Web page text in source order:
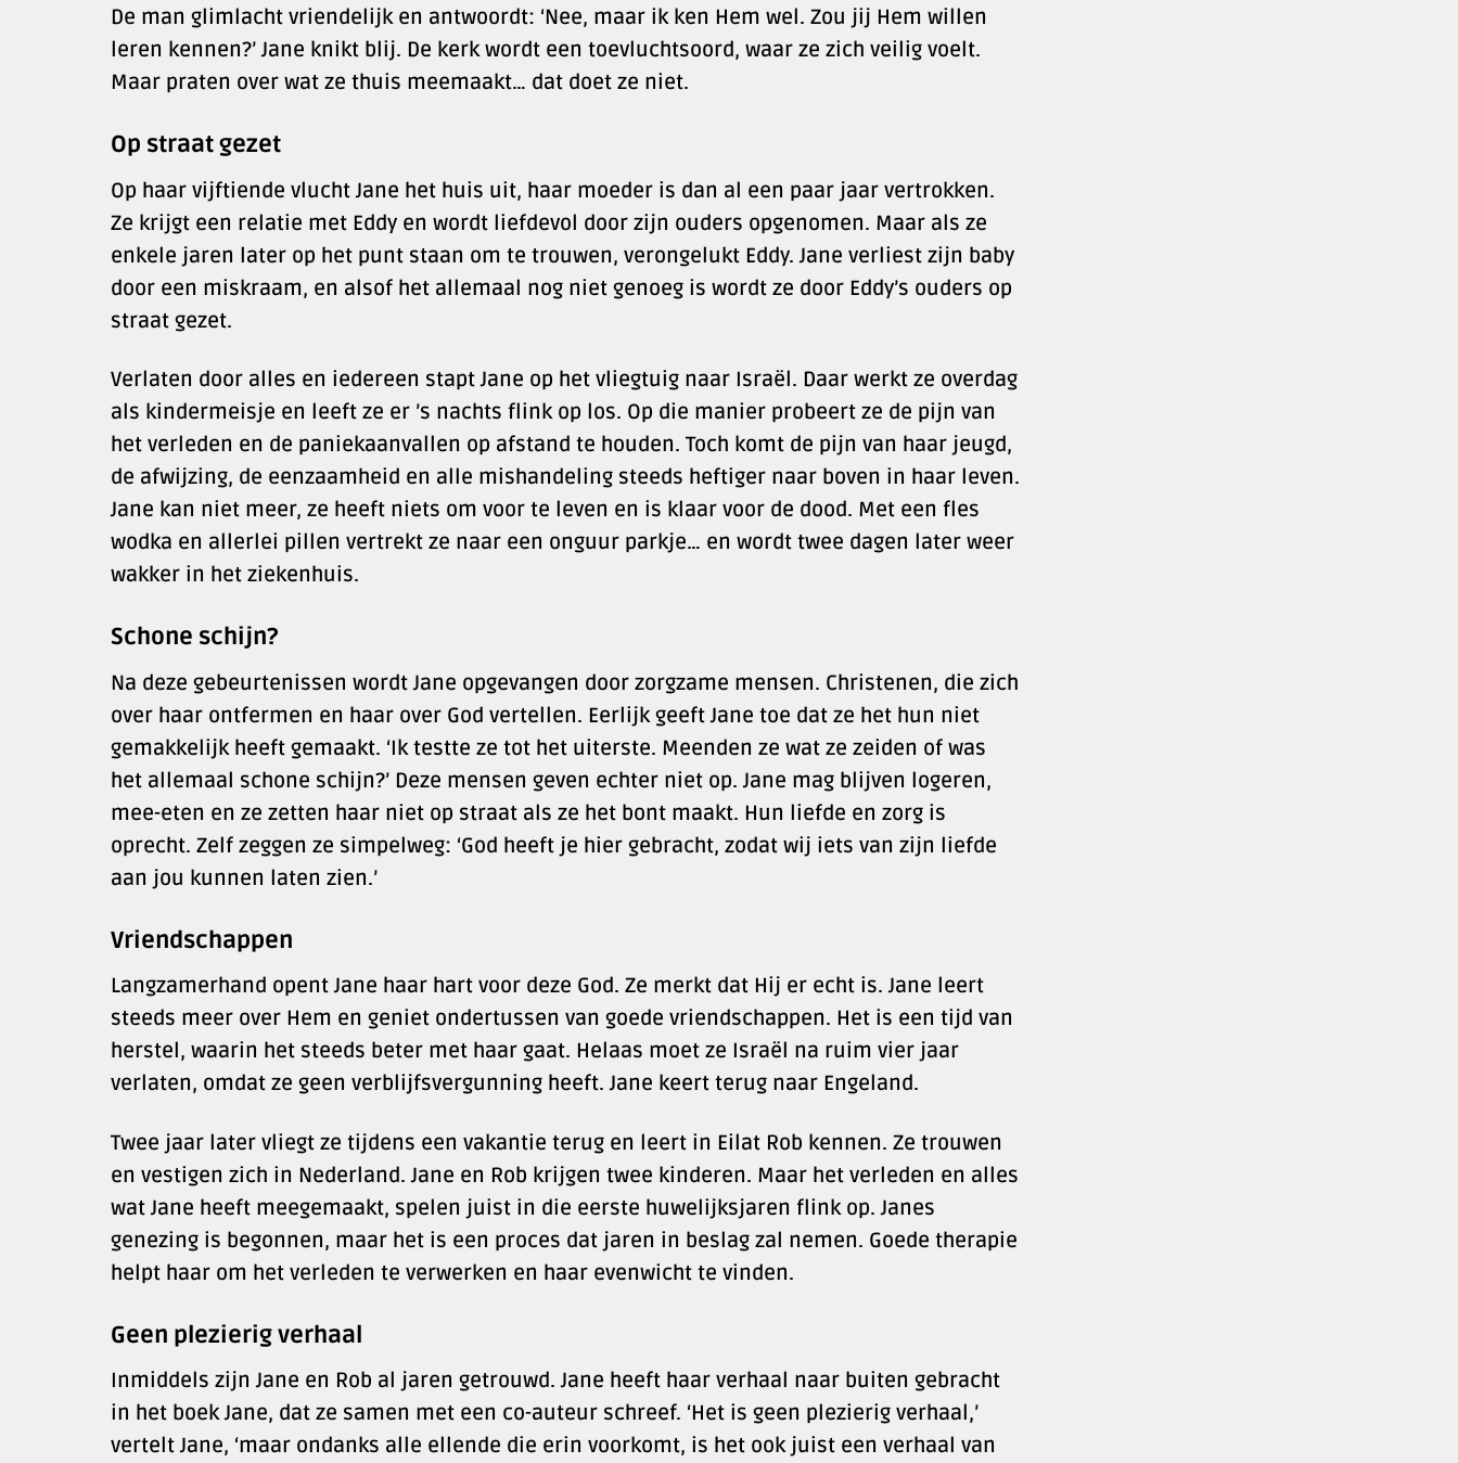
De man glimlacht vriendelijk en antwoordt: ‘Nee, maar ik ken Hem wel. Zou jij Hem willen
leren kennen?’ Jane knikt blij. De kerk wordt een toevluchtsoord, waar ze zich veilig voelt.
Maar praten over wat ze thuis meemaakt… dat doet ze niet.
Op straat gezet
Op haar vijftiende vlucht Jane het huis uit, haar moeder is dan al een paar jaar vertrokken.
Ze krijgt een relatie met Eddy en wordt liefdevol door zijn ouders opgenomen. Maar als ze
enkele jaren later op het punt staan om te trouwen, verongelukt Eddy. Jane verliest zijn baby
door een miskraam, en alsof het allemaal nog niet genoeg is wordt ze door Eddy’s ouders op
straat gezet.
Verlaten door alles en iedereen stapt Jane op het vliegtuig naar Israël. Daar werkt ze overdag
als kindermeisje en leeft ze er ’s nachts flink op los. Op die manier probeert ze de pijn van
het verleden en de paniekaanvallen op afstand te houden. Toch komt de pijn van haar jeugd,
de afwijzing, de eenzaamheid en alle mishandeling steeds heftiger naar boven in haar leven.
Jane kan niet meer, ze heeft niets om voor te leven en is klaar voor de dood. Met een fles
wodka en allerlei pillen vertrekt ze naar een onguur parkje… en wordt twee dagen later weer
wakker in het ziekenhuis.
Schone schijn?
Na deze gebeurtenissen wordt Jane opgevangen door zorgzame mensen. Christenen, die zich
over haar ontfermen en haar over God vertellen. Eerlijk geeft Jane toe dat ze het hun niet
gemakkelijk heeft gemaakt. ‘Ik testte ze tot het uiterste. Meenden ze wat ze zeiden of was
het allemaal schone schijn?’ Deze mensen geven echter niet op. Jane mag blijven logeren,
mee-eten en ze zetten haar niet op straat als ze het bont maakt. Hun liefde en zorg is
oprecht. Zelf zeggen ze simpelweg: ‘God heeft je hier gebracht, zodat wij iets van zijn liefde
aan jou kunnen laten zien.’
Vriendschappen
Langzamerhand opent Jane haar hart voor deze God. Ze merkt dat Hij er echt is. Jane leert
steeds meer over Hem en geniet ondertussen van goede vriendschappen. Het is een tijd van
herstel, waarin het steeds beter met haar gaat. Helaas moet ze Israël na ruim vier jaar
verlaten, omdat ze geen verblijfsvergunning heeft. Jane keert terug naar Engeland.
Twee jaar later vliegt ze tijdens een vakantie terug en leert in Eilat Rob kennen. Ze trouwen
en vestigen zich in Nederland. Jane en Rob krijgen twee kinderen. Maar het verleden en alles
wat Jane heeft meegemaakt, spelen juist in die eerste huwelijksjaren flink op. Janes
genezing is begonnen, maar het is een proces dat jaren in beslag zal nemen. Goede therapie
helpt haar om het verleden te verwerken en haar evenwicht te vinden.
Geen plezierig verhaal
Inmiddels zijn Jane en Rob al jaren getrouwd. Jane heeft haar verhaal naar buiten gebracht
in het boek Jane, dat ze samen met een co-auteur schreef. ‘Het is geen plezierig verhaal,’
vertelt Jane, ‘maar ondanks alle ellende die erin voorkomt, is het ook juist een verhaal van